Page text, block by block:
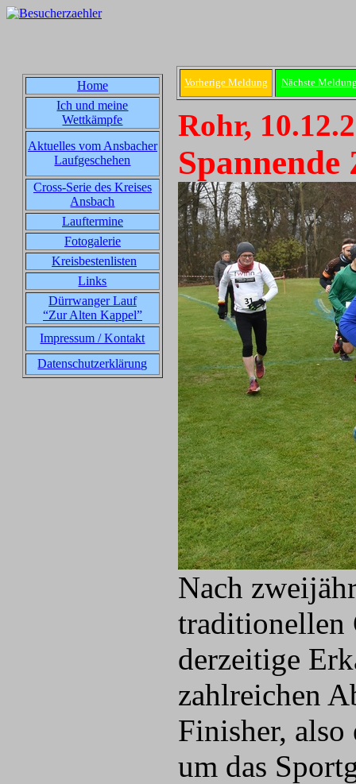
Home
Ich und meine
Wettkämpfe
Aktuelles vom Ansbacher
Laufgeschehen
Cross-Serie des Kreises
Ansbach
Lauftermine
Fotogalerie
Kreisbestenlisten
Links
Dürrwanger Lauf
“Zur Alten Kappel”
Impressum / Kontakt
Datenschutzerklärung
Vorherige Meldung Nächste
Rohr,
Nach
traditionellen
derzeitige
zahlreichen
Finisher,
um das